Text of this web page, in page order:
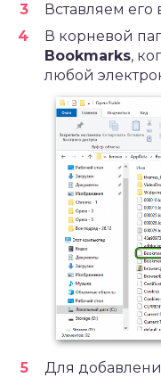
Вставляем
В корневой
Bookmarks,
любой
Для